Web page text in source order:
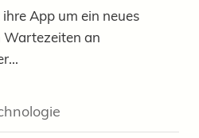
App um ein neues
Wartezeiten an